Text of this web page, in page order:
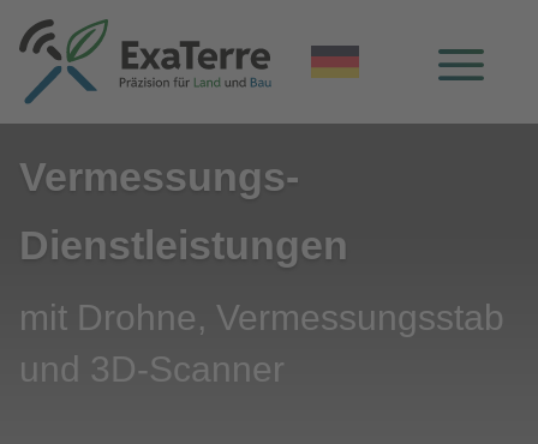
Vermessungs-
Dienstleistungen
mit Drohne, Vermessungsstab
und 3D-Scanner